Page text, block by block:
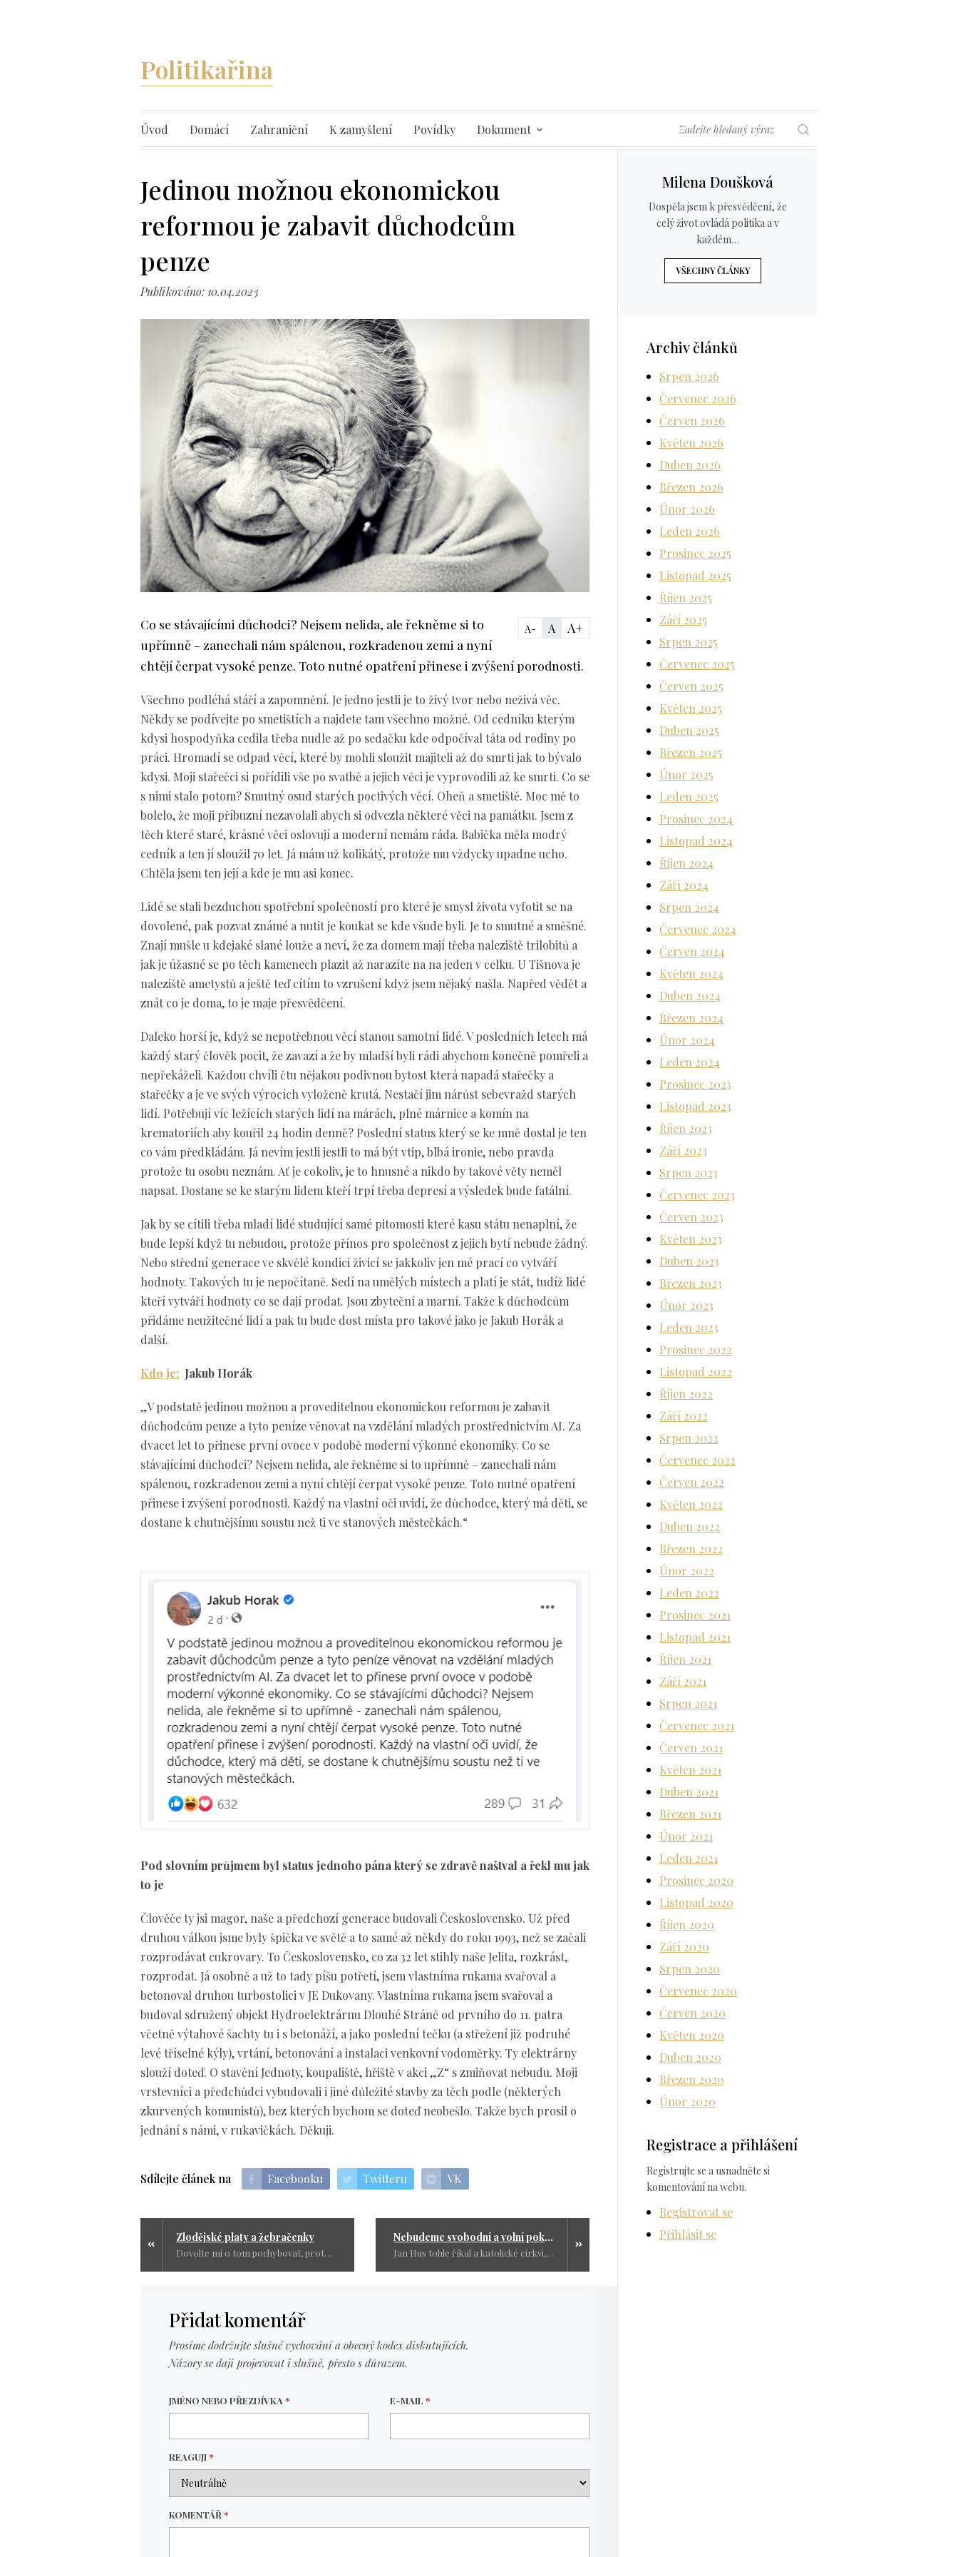
Politikařina
Úvod Domácí Zahraniční K zamyšlení Povídky Dokument
Jedinou možnou ekonomickou
reformou je zabavit důchodcům
penze
Publikováno: 10.04.2023
A- A A+
Co se stávajícími důchodci? Nejsem nelida, ale řekněme si to
upřímně - zanechali nám spálenou, rozkradenou zemi a nyní
chtějí čerpat vysoké penze. Toto nutné opatření přinese i zvýšení porodnosti.
Všechno podléhá stáří a zapomnění. Je jedno jestli je to živý tvor nebo neživá věc.
Někdy se podívejte po smetištích a najdete tam všechno možné. Od cedníku kterým
kdysi hospodyňka cedila třeba nudle až po sedačku kde odpočíval táta od rodiny po
práci. Hromadí se odpad věcí, které by mohli sloužit majiteli až do smrti jak to bývalo
kdysi. Moji stařečci si pořídili vše po svatbě a jejich věci je vyprovodili až ke smrti. Co se
s nimi stalo potom? Smutný osud starých poctivých věcí. Oheň a smetiště. Moc mě to
bolelo, že moji příbuzní nezavolali abych si odvezla některé věci na památku. Jsem z
těch které staré, krásné věci oslovují a moderní nemám ráda. Babička měla modrý
cedník a ten jí sloužil 70 let. Já mám už kolikátý, protože mu vždycky upadne ucho.
Chtěla jsem ten její a kde je mu asi konec.
Lidé se stali bezduchou spotřební společností pro které je smysl života vyfotit se na
dovolené, pak pozvat známé a nutit je koukat se kde všude byli. Je to smutné a směšné.
Znají mušle u kdejaké slané louže a neví, že za domem mají třeba naleziště trilobitů a
jak je úžasné se po těch kamenech plazit až narazíte na na jeden v celku. U Tišnova je
naleziště ametystů a ještě teď cítím to vzrušení když jsem nějaký našla. Napřed vědět a
znát co je doma, to je maje přesvědčení.
Daleko horší je, když se nepotřebnou věcí stanou samotní lidé. V posledních letech má
každý starý člověk pocit, že zavazí a že by mladší byli rádi abychom konečně pomřeli a
nepřekáželi. Každou chvíli čtu nějakou podivnou bytost která napadá stařečky a
stařečky a je ve svých výrocích vyloženě krutá. Nestačí jim nárůst sebevražd starých
lidí. Potřebují víc ležících starých lidí na márách, plné márnice a komín na
krematoriích aby kouřil 24 hodin denně? Poslední status který se ke mně dostal je ten
co vám předkládám. Já nevím jestli jestli to má být vtip, blbá ironie, nebo pravda
protože tu osobu neznám. Ať je cokoliv, je to hnusné a nikdo by takové věty neměl
napsat. Dostane se ke starým lidem kteří trpí třeba depresí a výsledek bude fatální.
Jak by se cítili třeba mladí lidé studující samé pitomosti které kasu státu nenaplní, že
bude lepší když tu nebudou, protože přínos pro společnost z jejich bytí nebude žádný.
Nebo střední generace ve skvělé kondici živicí se jakkoliv jen mé prací co vytváří
hodnoty. Takových tu je nepočítaně. Sedí na umělých místech a platí je stát, tudíž lidé
kteří vytváří hodnoty co se dají prodat. Jsou zbyteční a marní. Takže k důchodcům
přidáme neužitečné lidí a pak tu bude dost místa pro takové jako je Jakub Horák a
další.
Kdo je: Jakub Horák
„V podstatě jedinou možnou a proveditelnou ekonomickou reformou je zabavit
důchodcům penze a tyto peníze věnovat na vzdělání mladých prostřednictvím AI. Za
dvacet let to přinese první ovoce v podobě moderní výkonné ekonomiky. Co se
stávajícími důchodci? Nejsem nelida, ale řekněme si to upřímně – zanechali nám
spálenou, rozkradenou zemi a nyní chtějí čerpat vysoké penze. Toto nutné opatření
přinese i zvýšení porodnosti. Každý na vlastní oči uvidí, že důchodce, který má děti, se
dostane k chutnějšímu soustu než ti ve stanových městečkách.“
Pod slovním průjmem byl status jednoho pána který se zdravě naštval a řekl mu jak
to je
Člověče ty jsi magor, naše a předchozí generace budovali Československo. Už před
druhou válkou jsme byly špička ve světě a to samé až někdy do roku 1993, než se začali
rozprodávat cukrovary. To Československo, co za 32 let stihly naše Jelita, rozkrást,
rozprodat. Já osobně a už to tady píšu potřetí, jsem vlastníma rukama svařoval a
betonoval druhou turbostolici v JE Dukovany. Vlastníma rukama jsem svařoval a
budoval sdružený objekt Hydroelektrárnu Dlouhé Stráně od prvního do 11. patra
včetně výtahové šachty tu i s betonáží, a jako poslední tečku (a střežení již podruhé
levé tříselné kýly), vrtání, betonování a instalaci venkovní vodoměrky. Ty elektrárny
slouží doteď. O stavění Jednoty, koupaliště, hřiště v akci „Z“ s zmiňovat nebudu. Moji
vrstevníci a předchůdci vybudovali i jiné důležité stavby za těch podle (některých
zkurvených komunistů), bez kterých bychom se doteď neobešlo. Takže bych prosil o
jednání s námi, v rukavičkách. Děkuji.
Sdílejte článek na Facebooku Twitteru VK
Zlodějské platy a žebračenky
Dovolte mi o tom pochybovat, protože já neznám žádného důchodce který by nechtěl přidat. I kdyby to bylo jen proto, aby mohl občas něco dát vnoučatům. To není kritika, protože je to tak lidské a normální.
Nebudeme svobodní a volní pokud se o to nepostaráme sami
Jan Hus tohle říkal a katolické církvi, ale v naší době můžeme tahle slova aplikovat na politiky, obchodníky, bankéře a církev dohromady. Jsou to skupiny které ovládají zbytek světa.
Přidat komentář
Prosíme dodržujte slušné vychování a obecný kodex diskutujících.
Názory se daji projevovat i slušně, přesto s důrazem.
JMÉNO NEBO PŘEZDÍVKA * E-MAIL *
REAGUJI*
KOMENTÁŘ *
Milena Doušková
Dospěla jsem k přesvědčení, že
celý život ovládá politika a v
každém…
VŠECHNY ČLÁNKY
Archiv článků
Srpen 2026
Červenec 2026
Červen 2026
Květen 2026
Duben 2026
Březen 2026
Únor 2026
Leden 2026
Prosinec 2025
Listopad 2025
Říjen 2025
Září 2025
Srpen 2025
Červenec 2025
Červen 2025
Květen 2025
Duben 2025
Březen 2025
Únor 2025
Leden 2025
Prosinec 2024
Listopad 2024
Říjen 2024
Září 2024
Srpen 2024
Červenec 2024
Červen 2024
Květen 2024
Duben 2024
Březen 2024
Únor 2024
Leden 2024
Prosinec 2023
Listopad 2023
Říjen 2023
Září 2023
Srpen 2023
Červenec 2023
Červen 2023
Květen 2023
Duben 2023
Březen 2023
Únor 2023
Leden 2023
Prosinec 2022
Listopad 2022
Říjen 2022
Září 2022
Srpen 2022
Červenec 2022
Červen 2022
Květen 2022
Duben 2022
Březen 2022
Únor 2022
Leden 2022
Prosinec 2021
Listopad 2021
Říjen 2021
Září 2021
Srpen 2021
Červenec 2021
Červen 2021
Květen 2021
Duben 2021
Březen 2021
Únor 2021
Leden 2021
Prosinec 2020
Listopad 2020
Říjen 2020
Září 2020
Srpen 2020
Červenec 2020
Červen 2020
Květen 2020
Duben 2020
Březen 2020
Únor 2020
Registrace a přihlášení
Registrujte se a usnadněte si
komentování na webu.
Registrovat se
Přihlásit se